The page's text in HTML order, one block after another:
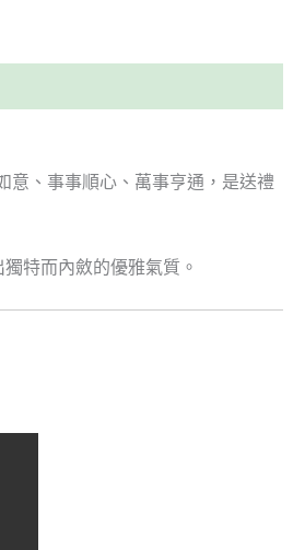
意、事事順心、萬事亨通，是送禮
特而內斂的優雅氣質。